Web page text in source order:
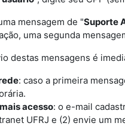
mensagem de "Suporte
uma segunda
destas mensagens é
: caso a primeira
acesso: o e-mail
UFRJ e (2) envie um